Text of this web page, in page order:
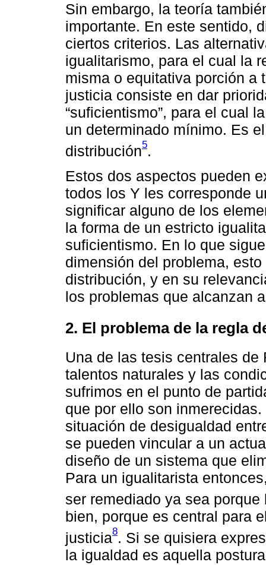
Sin embargo, la teoría
importante. En este sentido,
ciertos criterios. Las
igualitarismo, para el cual la
misma o equitativa porción a
justicia consiste en dar
“suficientismo”, para el cual
un determinado mínimo. Es
distribución5.
Estos dos aspectos pueden
todos los Y les corresponde
significar alguno de los
la forma de un estricto
suficientismo. En lo que
dimensión del problema,
distribución, y en su
los problemas que alcanzan
2. El problema de la regla
Una de las tesis centrales de
talentos naturales y las
sufrimos en el punto de
que por ello son
situación de desigualdad
se pueden vincular a un
diseño de un sistema que
Para un igualitarista
ser remediado ya sea
bien, porque es central para
justicia8. Si se quisiera
la igualdad es aquella